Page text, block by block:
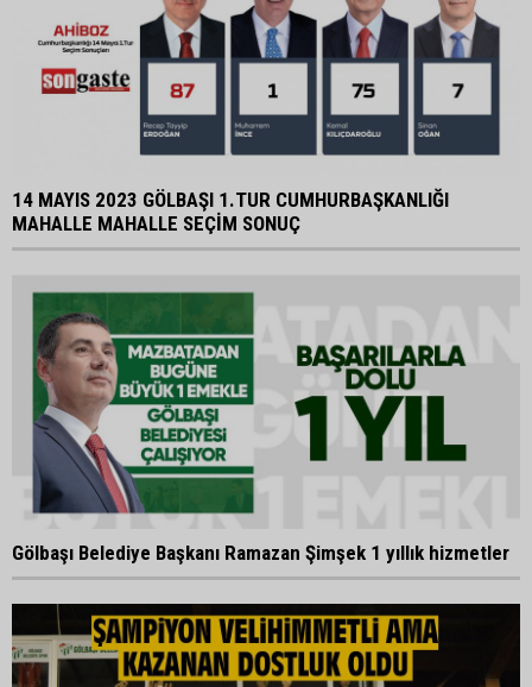
14 MAYIS 2023 GÖLBAŞI 1.TUR CUMHURBAŞKANLIĞI
MAHALLE MAHALLE SEÇİM SONUÇ
Gölbaşı Belediye Başkanı Ramazan Şimşek 1 yıllık hizmetler